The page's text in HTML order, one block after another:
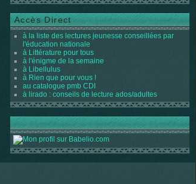
Accès Direct
à la liste des lectures jeunesse conseillées par
l'éducation nationale
à Littérature pour tous
à l'énigme de la semaine
à Libellulus
à Rien que pour vous !
au catalogue pmb CDI
à lirado : conseils de lecture ados/adultes